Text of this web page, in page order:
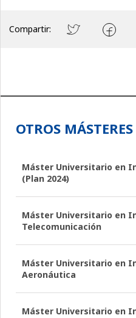
Compartir:
OTROS MÁSTERES
Máster Universitario en
(Plan 2024)
Máster Universitario en
Telecomunicación
Máster Universitario en
Aeronáutica
Máster Universitario en